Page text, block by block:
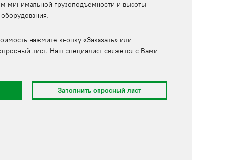
минимальной грузоподъемности и высоты
нажмите кнопку «Заказать» или
лист. Наш специалист свяжется с Вами
Заполнить опросный лист